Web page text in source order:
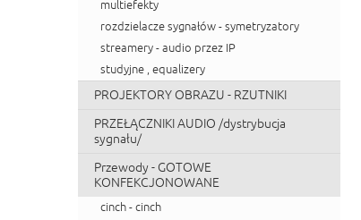
multiefekty
rozdzielacze sygnałów - symetryzatory
streamery - audio przez IP
studyjne , equalizery
PROJEKTORY OBRAZU - RZUTNIKI
PRZEŁĄCZNIKI AUDIO /dystrybucja
sygnału/
Przewody - GOTOWE
KONFEKCJONOWANE
cinch - cinch